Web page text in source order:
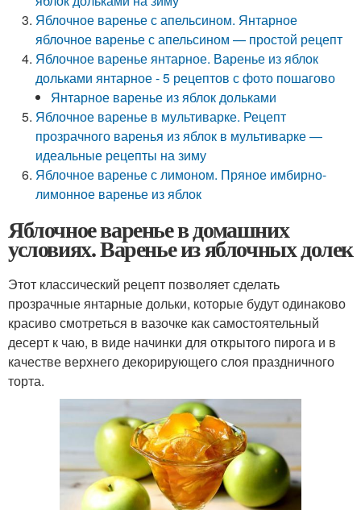
Яблочное варенье с апельсином. Янтарное
яблочное варенье с апельсином — простой рецепт
Яблочное варенье янтарное. Варенье из яблок
дольками янтарное - 5 рецептов с фото пошагово
Янтарное варенье из яблок дольками
Яблочное варенье в мультиварке. Рецепт
прозрачного варенья из яблок в мультиварке —
идеальные рецепты на зиму
Яблочное варенье с лимоном. Пряное имбирно-
лимонное варенье из яблок
Яблочное варенье в домашних
условиях. Варенье из яблочных долек
Этот классический рецепт позволяет сделать
прозрачные янтарные дольки, которые будут одинаково
красиво смотреться в вазочке как самостоятельный
десерт к чаю, в виде начинки для открытого пирога и в
качестве верхнего декорирующего слоя праздничного
торта.